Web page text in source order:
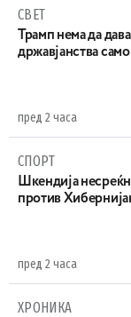
СВЕТ
Трамп нема да
државјанства
пред 2 часа
СПОРТ
Шкендија
против
пред 2 часа
ХРОНИКА